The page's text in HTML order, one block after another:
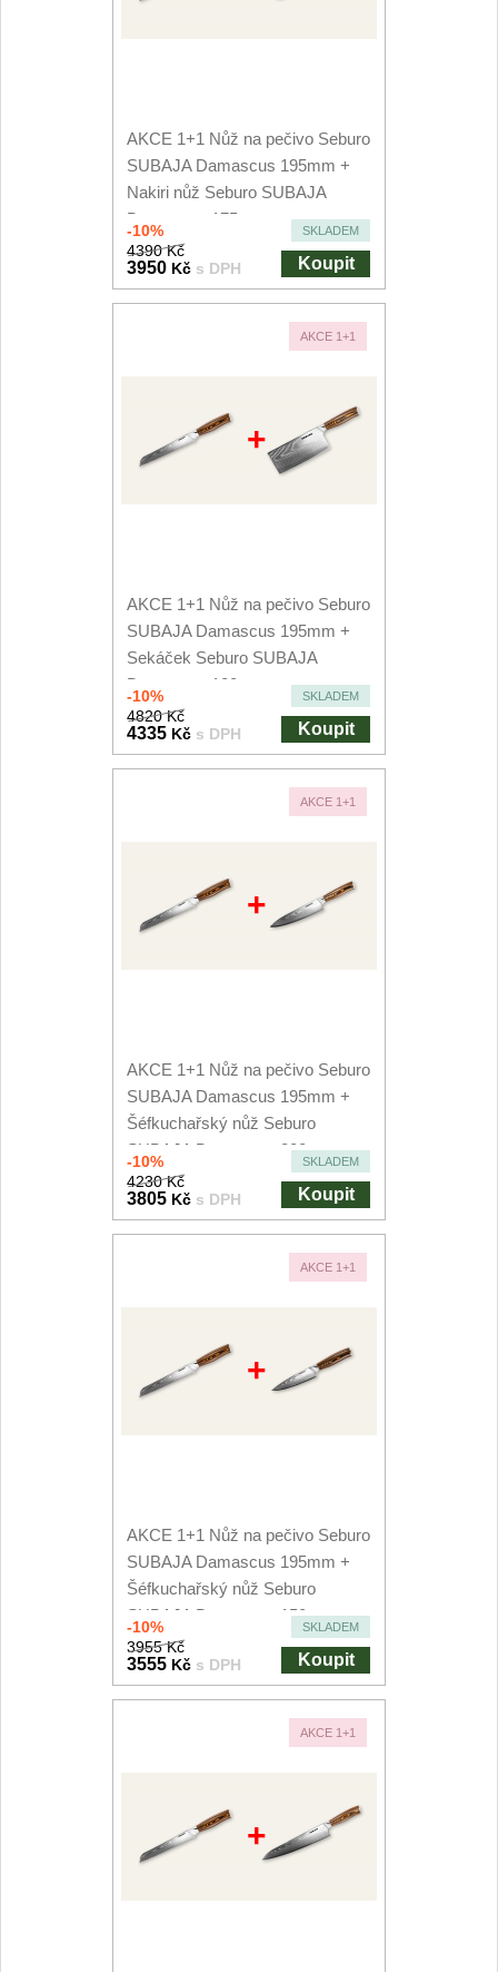
AKCE 1+1 Nůž na pečivo Seburo
SUBAJA Damascus 195mm +
Nakiri nůž Seburo SUBAJA
Damascus 175mm
-10% SKLADEM
4390 Kč
3950 Kč s DPH Koupit
AKCE 1+1
+
AKCE 1+1 Nůž na pečivo Seburo
SUBAJA Damascus 195mm +
Sekáček Seburo SUBAJA
Damascus 180mm
-10% SKLADEM
4820 Kč
4335 Kč s DPH Koupit
AKCE 1+1
+
AKCE 1+1 Nůž na pečivo Seburo
SUBAJA Damascus 195mm +
Šéfkuchařský nůž Seburo
SUBAJA Damascus 200mm
-10% SKLADEM
4230 Kč
3805 Kč s DPH Koupit
AKCE 1+1
+
AKCE 1+1 Nůž na pečivo Seburo
SUBAJA Damascus 195mm +
Šéfkuchařský nůž Seburo
SUBAJA Damascus 150mm
-10% SKLADEM
3955 Kč
3555 Kč s DPH Koupit
AKCE 1+1
+